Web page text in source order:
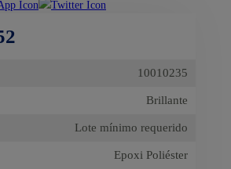
10010235
Brillante
Lote mínimo requerido
Epoxi Poliéster